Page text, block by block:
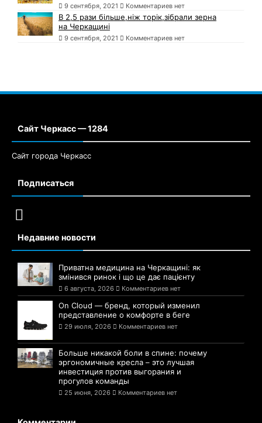
9 сентября, 2021 Комментариев нет
В 2,5 рази більше,ніж торік,зібрали зерна
на Черкащині
9 сентября, 2021 Комментариев нет
Сайт Черкасс — 1284
Сайт города Черкасс
Подписаться
Недавние новости
Приватна медицина на Черкащині: як
змінився ринок і що це дає пацієнту
6 августа, 2026 Комментариев нет
On Cloud — бренд, который изменил
представление о комфорте в беге
29 июля, 2026 Комментариев нет
Больше никакой боли в спине: почему
эргономичные кресла – это лучшая
инвестиция против выгорания и
прогулов команды
25 июня, 2026 Комментариев нет